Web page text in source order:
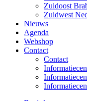
Zuidoost
Zuidwest
Nieuws
Agenda
Webshop
Contact
Contact